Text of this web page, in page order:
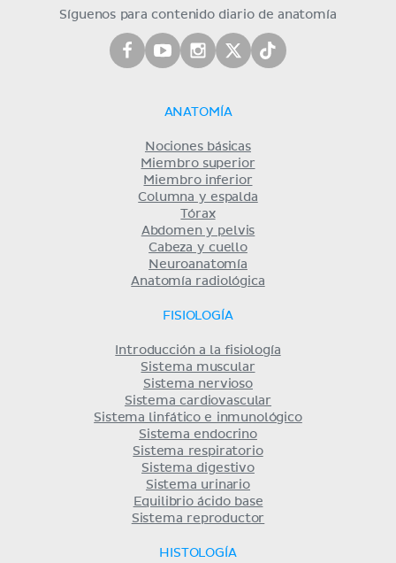
Síguenos para contenido diario de anatomía
ANATOMÍA
Nociones básicas
Miembro superior
Miembro inferior
Columna y espalda
Tórax
Abdomen y pelvis
Cabeza y cuello
Neuroanatomía
Anatomía radiológica
FISIOLOGÍA
Introducción a la fisiología
Sistema muscular
Sistema nervioso
Sistema cardiovascular
Sistema linfático e inmunológico
Sistema endocrino
Sistema respiratorio
Sistema digestivo
Sistema urinario
Equilibrio ácido base
Sistema reproductor
HISTOLOGÍA